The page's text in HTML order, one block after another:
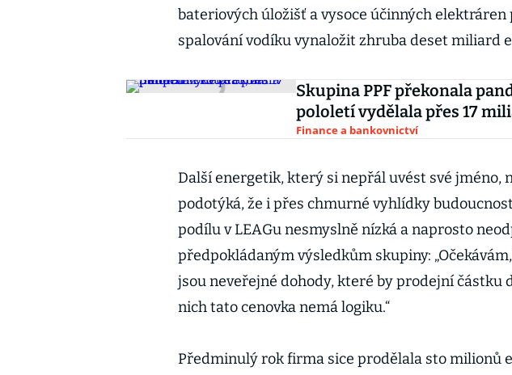
bateriových úložišť a vysoce účinných elektráren
spalování vodíku vynaložit zhruba deset miliard
Skupina PPF překonala
pololetí vydělala přes 17
Finance a bankovnictví
Další energetik, který si nepřál uvést své jméno,
podotýká, že i přes chmurné vyhlídky
podílu v LEAGu nesmyslně nízká a naprosto
předpokládaným výsledkům skupiny:
jsou neveřejné dohody, které by prodejní částku
nich tato cenovka nemá logiku.“
Předminulý rok firma sice prodělala sto milionů